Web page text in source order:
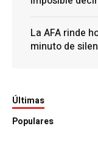
La AFA rinde
minuto de
Últimas
Populares